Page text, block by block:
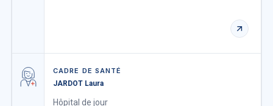
CADRE DE SANTÉ
JARDOT Laura
Hôpital de jour